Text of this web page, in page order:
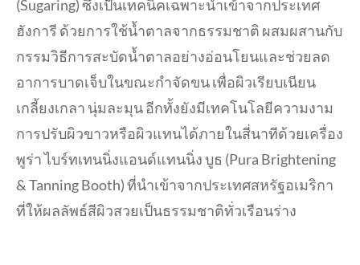
(Sugaring) ซึ่งเป็นเทคนิคเฉพาะนำเข้าจากประเทศ
ฮังการี ด้วยการใช้น้ำตาลจากธรรมชาติ ผสมผสานกับ
กรรมวิธีการสะบัดน้ำตาลอย่างอ่อนโยนและช่วยลด
อาการบาดเจ็บในขณะกำจัดขน เพื่อผิวเรียบเนียน
เกลี้ยงเกลา นุ่มละมุน อีกทั้งยังมีเทคโนโลยีความงาม
การปรับผิวขาวหรือผิวแทนได้ภายในสี่นาทีด้วยเครื่อง
พูร่า ไบร์ทเทนนิ่งแอนด์แทนนิ่ง บูธ (Pura Brightening
& Tanning Booth) ที่นำเข้าจากประเทศสหรัฐอเมริกา
ที่ให้ผลลัพธ์สีผิวสวยเป็นธรรมชาติทั่วเรือนร่าง